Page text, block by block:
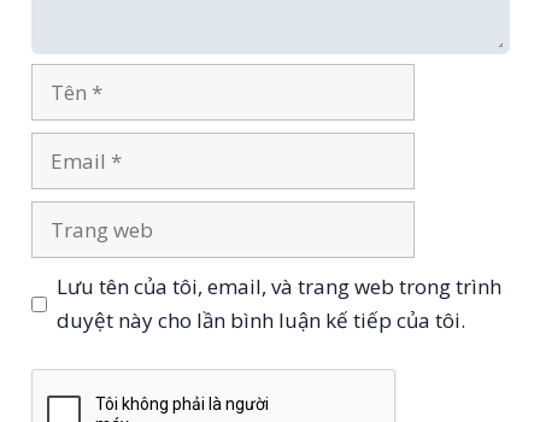
Tên
Email
Trang
web
Lưu tên của tôi, email, và trang web trong trình
duyệt này cho lần bình luận kế tiếp của tôi.